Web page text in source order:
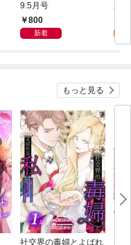
9.5月号
800
新着
か
れ
（
もっと見る
社交界の毒婦とよばれ
視